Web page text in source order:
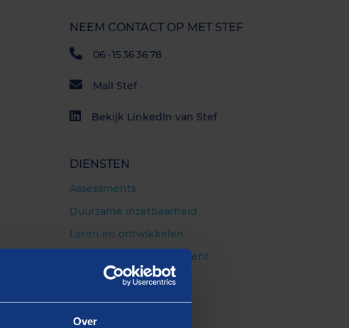
Over
NEEM CONTACT OP MET STEF
06 - 15 36 36 78
Mail Stef
Bekijk LinkedIn van Stef
DIENSTEN
Assessments
Duurzame inzetbaarheid
Leren en ontwikkelen
Competentiemanagement